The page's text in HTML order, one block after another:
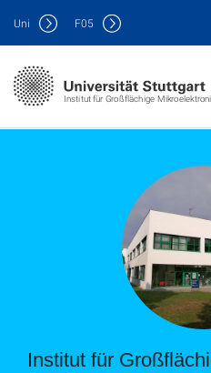
Institut für Großflächige
Uni F05
Institut für